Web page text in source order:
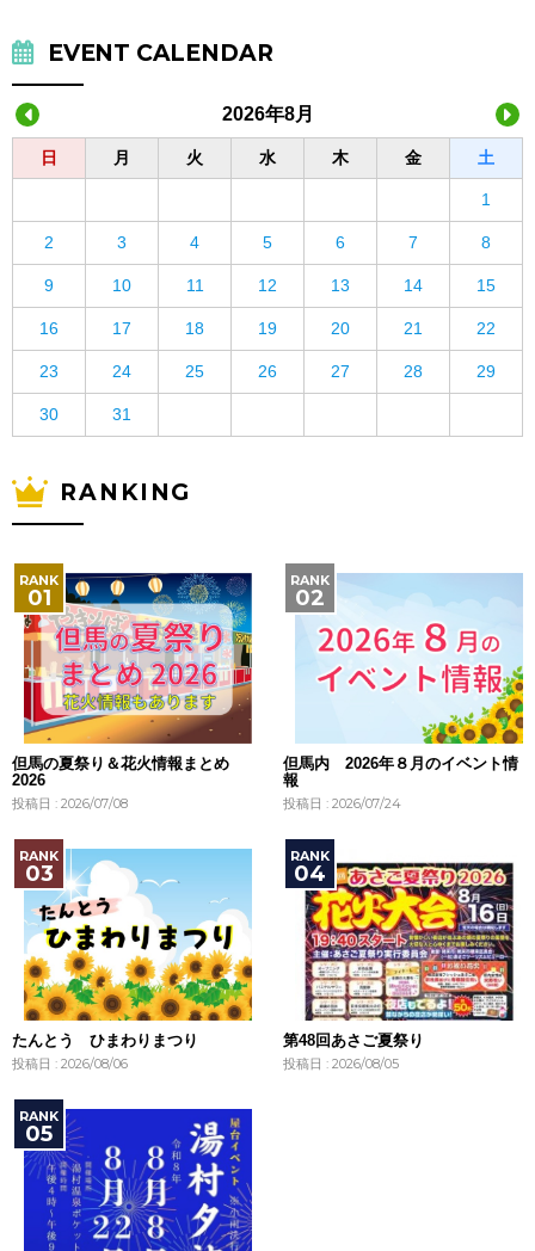
EVENT CALENDAR
2026年8月
日 月 火 水 木 金 土
1
2 3 4 5 6 7 8
9 10 11 12 13 14 15
16 17 18 19 20 21 22
23 24 25 26 27 28 29
30 31
RANKING
但馬の夏祭り＆花火情報まとめ
2026
投稿日 : 2026/07/08
但馬内 2026年８月のイベント情
報
投稿日 : 2026/07/24
たんとう ひまわりまつり
投稿日 : 2026/08/06
第48回あさご夏祭り
投稿日 : 2026/08/05